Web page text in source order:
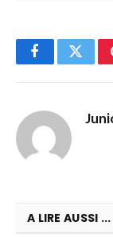
Facebook
A LIRE AUSSI ...